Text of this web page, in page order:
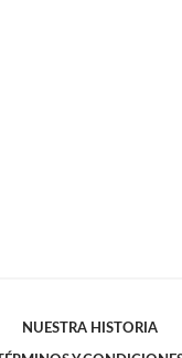
NUESTRA HISTORIA